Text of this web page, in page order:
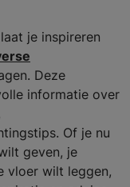
je inspireren
Deze
informatie over
Of je nu
geven, je
vloer wilt leggen,